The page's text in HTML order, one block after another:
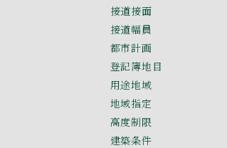
接道接面
接道幅員
都市計画
登記簿地目
用途地域
地域指定
高度制限
建築条件